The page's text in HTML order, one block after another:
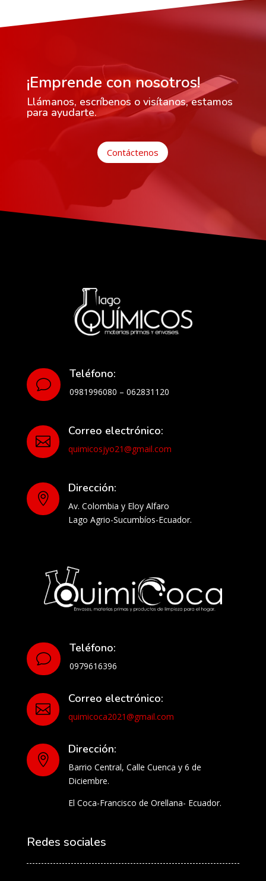
¡Emprende con nosotros!
Llámanos, escríbenos o visítanos, estamos
para ayudarte.
Contáctenos
v
Teléfono:
0981996080 – 062831120

Correo electrónico:
quimicosjyo21@gmail.com

Dirección:
Av. Colombia y Eloy Alfaro
Lago Agrio-Sucumbíos-Ecuador.
v
Teléfono:
0979616396

Correo electrónico:
quimicoca2021@gmail.com

Dirección:
Barrio Central, Calle Cuenca y 6 de
Diciembre.
El Coca-Francisco de Orellana- Ecuador.
Redes sociales